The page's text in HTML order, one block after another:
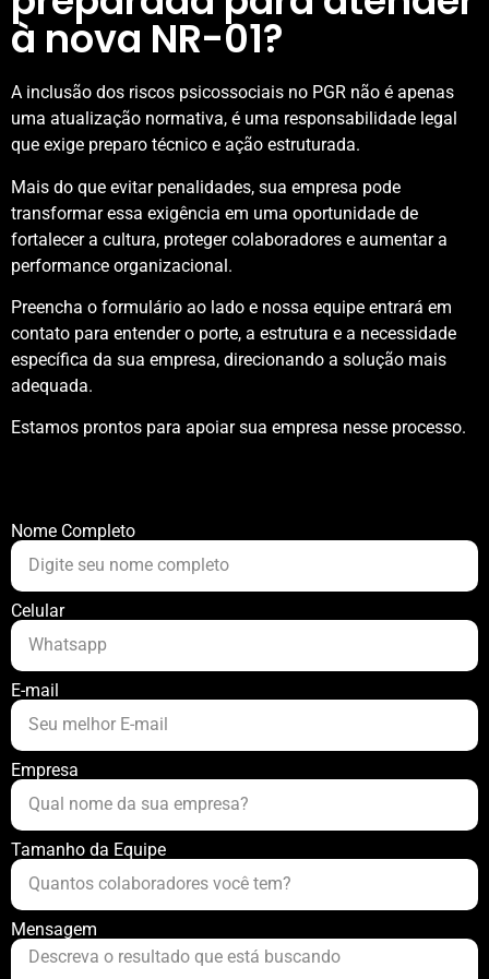
à nova NR-01?
A inclusão dos riscos psicossociais no PGR não é apenas
uma atualização normativa, é uma responsabilidade legal
que exige preparo técnico e ação estruturada.
Mais do que evitar penalidades, sua empresa pode
transformar essa exigência em uma oportunidade de
fortalecer a cultura, proteger colaboradores e aumentar a
performance organizacional.
Preencha o formulário ao lado e nossa equipe entrará em
contato para entender o porte, a estrutura e a necessidade
específica da sua empresa, direcionando a solução mais
adequada.
Estamos prontos para apoiar sua empresa nesse processo.
Nome Completo
Celular
E-mail
Empresa
Tamanho da Equipe
Mensagem